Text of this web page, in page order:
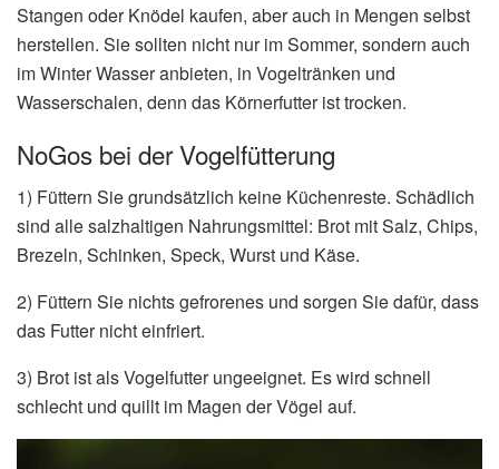
Stangen oder Knödel kaufen, aber auch in Mengen selbst
herstellen. Sie sollten nicht nur im Sommer, sondern auch
im Winter Wasser anbieten, in Vogeltränken und
Wasserschalen, denn das Körnerfutter ist trocken.
NoGos bei der Vogelfütterung
1) Füttern Sie grundsätzlich keine Küchenreste. Schädlich
sind alle salzhaltigen Nahrungsmittel: Brot mit Salz, Chips,
Brezeln, Schinken, Speck, Wurst und Käse.
2) Füttern Sie nichts gefrorenes und sorgen Sie dafür, dass
das Futter nicht einfriert.
3) Brot ist als Vogelfutter ungeeignet. Es wird schnell
schlecht und quillt im Magen der Vögel auf.